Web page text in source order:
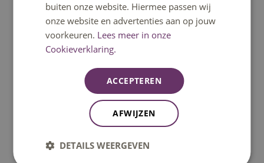
J.H.M. (Jack) Keulers MSc
Docentonderzoeker
j.keulers@fontys.nl
+318850 70518
buiten onze website. Hiermee passen wij
onze website en advertenties aan op jouw
voorkeuren. Lees meer in onze
Cookieverklaring.
ACCEPTEREN
AFWIJZEN
DETAILS WEERGEVEN